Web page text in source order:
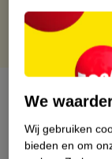
Over dit
We
Wij gebruiken
bieden en om